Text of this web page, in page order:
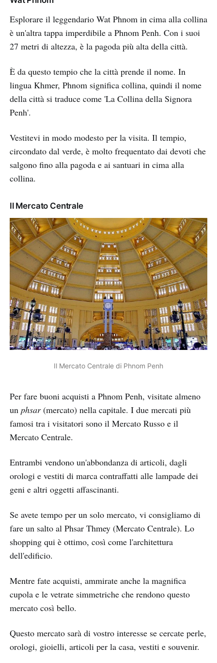
of an empire that stretched out
Esplorare il leggendario Wat Phnom in cima alla collina
è un'altra tappa imperdibile a Phnom Penh. Con i suoi
27 metri di altezza, è la pagoda più alta della città.
È da questo tempio che la città prende il nome. In
lingua Khmer, Phnom significa collina, quindi il nome
della città si traduce come 'La Collina della Signora
Penh'.
Vestitevi in modo modesto per la visita. Il tempio,
circondato dal verde, è molto frequentato dai devoti che
salgono fino alla pagoda e ai santuari in cima alla
collina.
Il Mercato Centrale
Il Mercato Centrale di Phnom Penh
Per fare buoni acquisti a Phnom Penh, visitate almeno
un phsar(mercato) nella capitale. I due mercati più
famosi tra i visitatori sono il Mercato Russo e il
Mercato Centrale.
Entrambi vendono un'abbondanza di articoli, dagli
orologi e vestiti di marca contraffatti alle lampade dei
geni e altri oggetti affascinanti.
Se avete tempo per un solo mercato, vi consigliamo di
fare un salto al Phsar Thmey (Mercato Centrale). Lo
shopping qui è ottimo, così come l'architettura
dell'edificio.
Mentre fate acquisti, ammirate anche la magnifica
cupola e le vetrate simmetriche che rendono questo
mercato così bello.
Questo mercato sarà di vostro interesse se cercate perle,
orologi, gioielli, articoli per la casa, vestiti e souvenir.